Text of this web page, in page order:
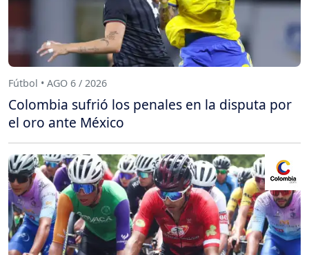
Fútbol • AGO 6 / 2026
Colombia sufrió los penales en la disputa por
el oro ante México